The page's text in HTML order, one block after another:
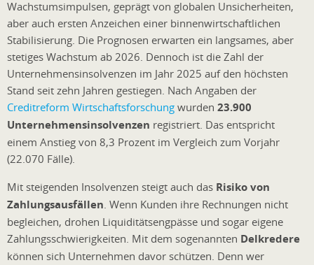
Wachstumsimpulsen, geprägt von globalen Unsicherheiten,
aber auch ersten Anzeichen einer binnenwirtschaftlichen
Stabilisierung. Die Prognosen erwarten ein langsames, aber
stetiges Wachstum ab 2026. Dennoch ist die Zahl der
Unternehmensinsolvenzen im Jahr 2025 auf den höchsten
Stand seit zehn Jahren gestiegen. Nach Angaben der
Creditreform Wirtschaftsforschung wurden 23.900
Unternehmensinsolvenzen registriert. Das entspricht
einem Anstieg von 8,3 Prozent im Vergleich zum Vorjahr
(22.070 Fälle).
Mit steigenden Insolvenzen steigt auch das Risiko von
Zahlungsausfällen. Wenn Kunden ihre Rechnungen nicht
begleichen, drohen Liquiditätsengpässe und sogar eigene
Zahlungsschwierigkeiten. Mit dem sogenannten Delkredere
können sich Unternehmen davor schützen. Denn wer